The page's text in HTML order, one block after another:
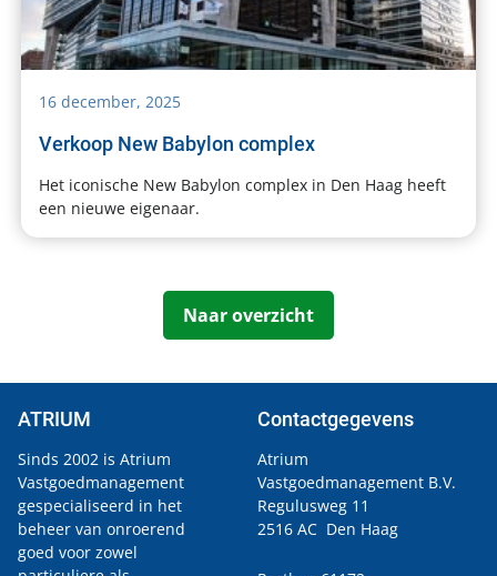
16 december, 2025
Verkoop New Babylon complex
Het iconische New Babylon complex in Den Haag heeft
een nieuwe eigenaar.
Naar overzicht
ATRIUM
Sinds 2002 is Atrium
Vastgoedmanagement
gespecialiseerd in het
beheer van onroerend
goed voor zowel
Contactgegevens
Atrium
Vastgoedmanagement B.V.
Regulusweg 11
2516 AC Den Haag